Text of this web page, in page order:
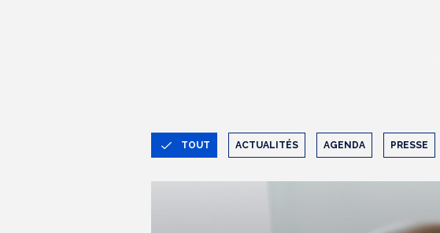
TOUT ACTUALITÉS AGENDA PRESSE